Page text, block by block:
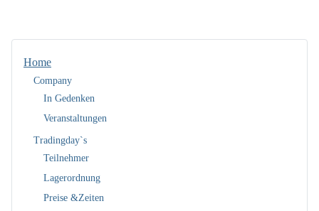
Home
Company
In Gedenken
Veranstaltungen
Tradingday`s
Teilnehmer
Lagerordnung
Preise &Zeiten